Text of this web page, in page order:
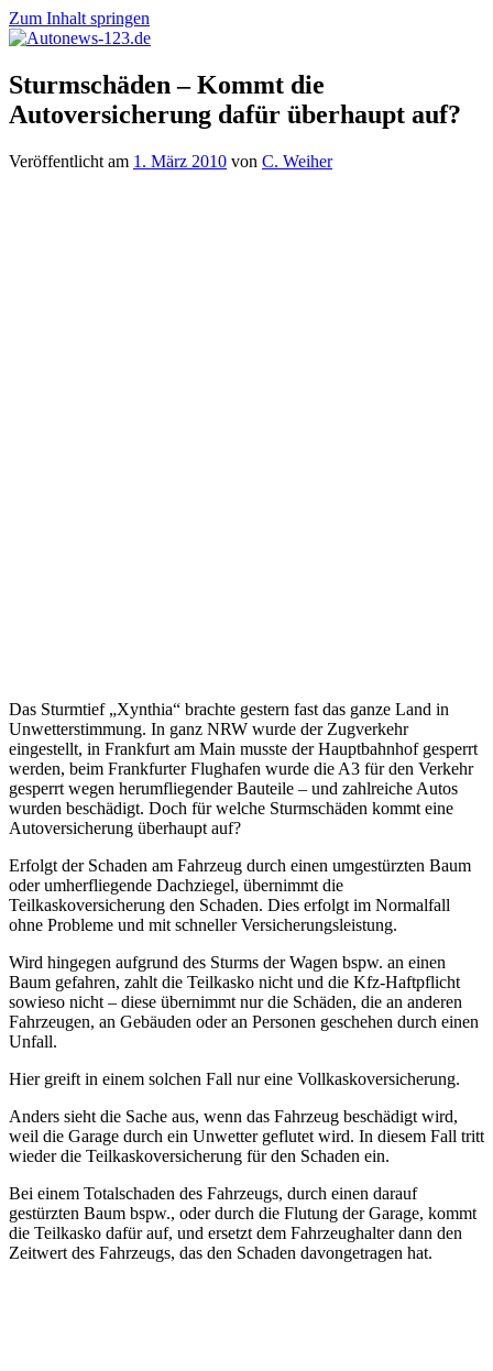
Zum Inhalt springen
Autonews-
123.de
Autonews
mit
Charme
Sturmschäden – Kommt die
Autoversicherung dafür überhaupt auf?
Veröffentlicht am 1. März 2010 von C. Weiher
Das Sturmtief „Xynthia“ brachte gestern fast das ganze Land in
Unwetterstimmung. In ganz NRW wurde der Zugverkehr
eingestellt, in Frankfurt am Main musste der Hauptbahnhof gesperrt
werden, beim Frankfurter Flughafen wurde die A3 für den Verkehr
gesperrt wegen herumfliegender Bauteile – und zahlreiche Autos
wurden beschädigt. Doch für welche Sturmschäden kommt eine
Autoversicherung überhaupt auf?
Erfolgt der Schaden am Fahrzeug durch einen umgestürzten Baum
oder umherfliegende Dachziegel, übernimmt die
Teilkaskoversicherung den Schaden. Dies erfolgt im Normalfall
ohne Probleme und mit schneller Versicherungsleistung.
Wird hingegen aufgrund des Sturms der Wagen bspw. an einen
Baum gefahren, zahlt die Teilkasko nicht und die Kfz-Haftpflicht
sowieso nicht – diese übernimmt nur die Schäden, die an anderen
Fahrzeugen, an Gebäuden oder an Personen geschehen durch einen
Unfall.
Hier greift in einem solchen Fall nur eine Vollkaskoversicherung.
Anders sieht die Sache aus, wenn das Fahrzeug beschädigt wird,
weil die Garage durch ein Unwetter geflutet wird. In diesem Fall tritt
wieder die Teilkaskoversicherung für den Schaden ein.
Bei einem Totalschaden des Fahrzeugs, durch einen darauf
gestürzten Baum bspw., oder durch die Flutung der Garage, kommt
die Teilkasko dafür auf, und ersetzt dem Fahrzeughalter dann den
Zeitwert des Fahrzeugs, das den Schaden davongetragen hat.